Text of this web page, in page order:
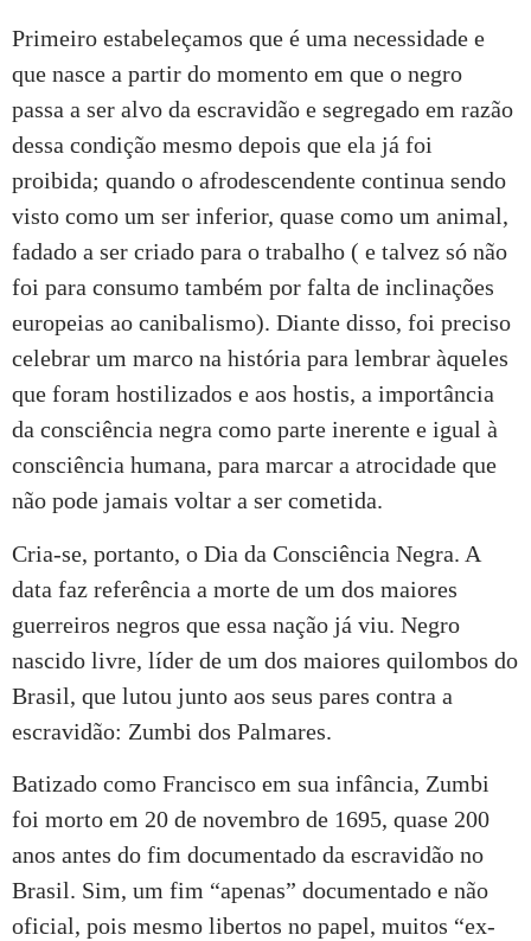
Primeiro estabeleçamos que é uma necessidade e
que nasce a partir do momento em que o negro
passa a ser alvo da escravidão e segregado em razão
dessa condição mesmo depois que ela já foi
proibida; quando o afrodescendente continua sendo
visto como um ser inferior, quase como um animal,
fadado a ser criado para o trabalho ( e talvez só não
foi para consumo também por falta de inclinações
europeias ao canibalismo). Diante disso, foi preciso
celebrar um marco na história para lembrar àqueles
que foram hostilizados e aos hostis, a importância
da consciência negra como parte inerente e igual à
consciência humana, para marcar a atrocidade que
não pode jamais voltar a ser cometida.
Cria-se, portanto, o Dia da Consciência Negra. A
data faz referência a morte de um dos maiores
guerreiros negros que essa nação já viu. Negro
nascido livre, líder de um dos maiores quilombos do
Brasil, que lutou junto aos seus pares contra a
escravidão: Zumbi dos Palmares.
Batizado como Francisco em sua infância, Zumbi
foi morto em 20 de novembro de 1695, quase 200
anos antes do fim documentado da escravidão no
Brasil. Sim, um fim “apenas” documentado e não
oficial, pois mesmo libertos no papel, muitos “ex-